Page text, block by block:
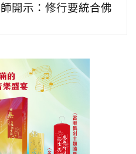
開示：修行要統合佛